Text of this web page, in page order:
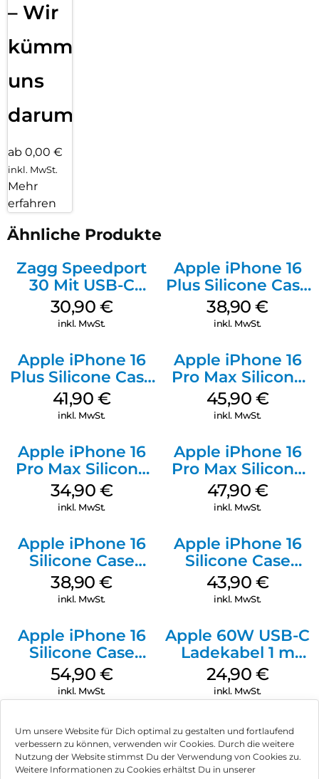
Um unsere Website für Dich optimal zu gestalten und fortlaufend
verbessern zu können, verwenden wir Cookies. Durch die weitere
Nutzung der Website stimmst Du der Verwendung von Cookies zu.
Weitere Informationen zu Cookies erhältst Du in unserer
– Wir
kümmern
uns
darum!
ab 0,00 €
inkl. MwSt.
Mehr
erfahren
Ähnliche Produkte
Zagg Speedport
30 Mit USB-C
Kabel Weiß
30,90 €
inkl. MwSt.
Apple iPhone 16
Plus Silicone Case
MagSafe Denim
38,90€
inkl. MwSt.
Apple iPhone 16
Plus Silicone Case
MagSafe Stone
Gray
41,90 €
inkl. MwSt.
Apple iPhone 16
Pro Max Silicone
Case MagSafe
Ultramarine
45,90 €
inkl. MwSt.
Apple iPhone 16
Pro Max Silicone
Case MagSafe
Denim
34,90 €
inkl. MwSt.
Apple iPhone 16
Pro Max Silicone
Case MagSafe
Black
47,90 €
inkl. MwSt.
Apple iPhone 16
Silicone Case
MagSafe
Ultramarine
38,90€
inkl. MwSt.
Apple iPhone 16
Silicone Case
MagSafe Plum
43,90 €
inkl. MwSt.
Apple iPhone 16
Silicone Case
MagSafe Lake
Green
54,90 €
inkl. MwSt.
Apple 60W USB-C
Ladekabel 1 m
Weiß
24,90 €
inkl. MwSt.
Impressum